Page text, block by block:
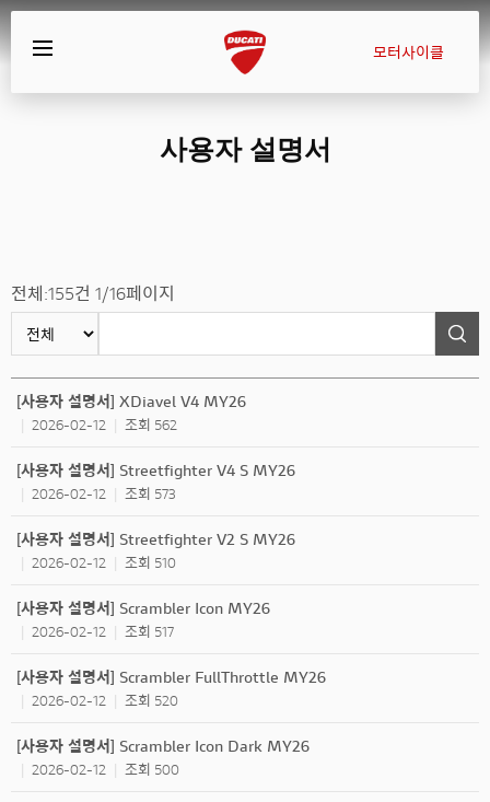
모터사이클
사용자 설명서
전체:155건 1/16페이지
[사용자 설명서] XDiavel V4 MY26
2026-02-12 조회 562
[사용자 설명서] Streetfighter V4 S MY26
2026-02-12 조회 573
[사용자 설명서] Streetfighter V2 S MY26
2026-02-12 조회 510
[사용자 설명서] Scrambler Icon MY26
2026-02-12 조회 517
[사용자 설명서] Scrambler FullThrottle MY26
2026-02-12 조회 520
[사용자 설명서] Scrambler Icon Dark MY26
2026-02-12 조회 500